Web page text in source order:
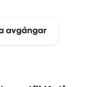
avgångar